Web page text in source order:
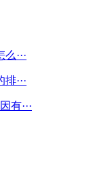
···
···
有···